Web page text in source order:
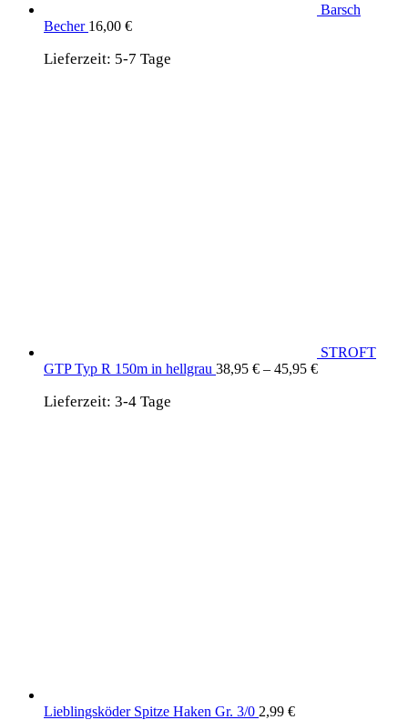
Barsch
Becher 16,00 €
Lieferzeit: 5-7 Tage
STROFT
GTP Typ R 150m in hellgrau 38,95 € – 45,95 €
Lieferzeit: 3-4 Tage
Lieblingsköder Spitze Haken Gr. 3/0 2,99 €